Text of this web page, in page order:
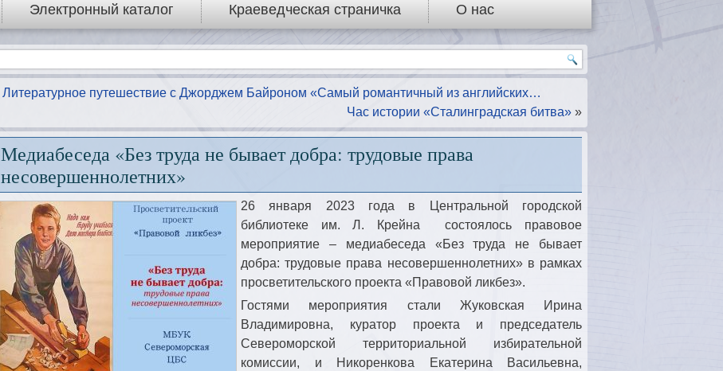
Электронный каталог Краеведческая страничка О нас
Литературное путешествие с Джорджем Байроном «Самый романтичный из английских…
Час истории «Сталинградская битва» »
Медиабеседа «Без труда не бывает добра: трудовые права
несовершеннолетних»
26 января 2023 года в Центральной городской
библиотеке им. Л. Крейна состоялось правовое
мероприятие – медиабеседа «Без труда не бывает
добра: трудовые права несовершеннолетних» в рамках
просветительского проекта «Правовой ликбез».
Гостями мероприятия стали Жуковская Ирина
Владимировна, куратор проекта и председатель
Североморской территориальной избирательной
комиссии, и Никоренкова Екатерина Васильевна,